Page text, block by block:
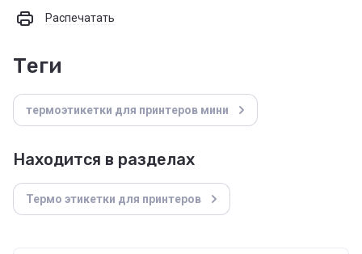
Распечатать
теги
термоэтикетки для принтеров мини
Находится в разделах
Термо этикетки для принтеров